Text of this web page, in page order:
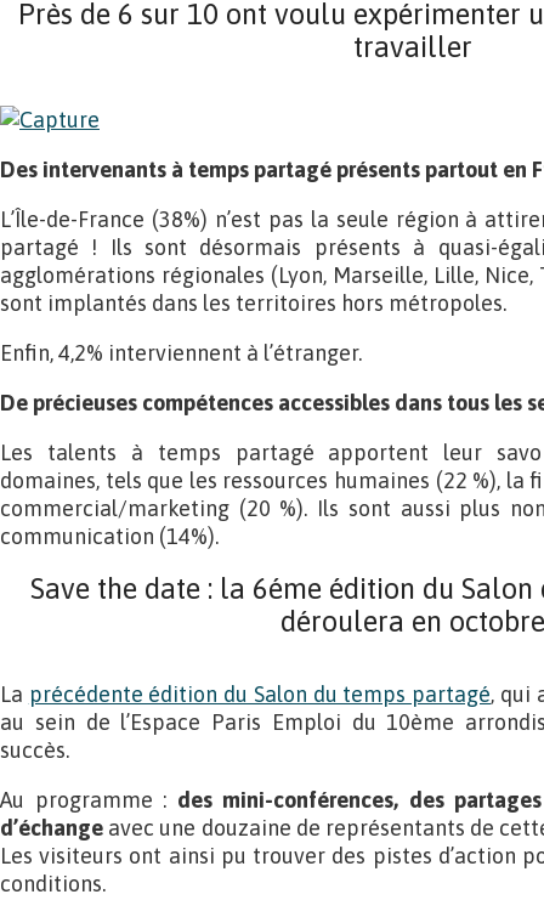
Près de 6 sur 10 ont voulu expérimenter
travailler
Des intervenants à temps partagé présents partout en
L’Île-de-France (38%) n’est pas la seule région à
partagé ! Ils sont désormais présents à quasi-
agglomérations régionales (Lyon, Marseille, Lille, Nice,
sont implantés dans les territoires hors métropoles.
Enfin, 4,2% interviennent à l’étranger.
De précieuses compétences accessibles dans tous les
Les talents à temps partagé apportent leur
domaines, tels que les ressources humaines (22 %), la
commercial/marketing (20 %). Ils sont aussi plus
communication (14%).
Save the date : la 6éme édition du
déroulera en octobre
La précédente édition du Salon du temps partagé, qui
au sein de l’Espace Paris Emploi du 10ème
succès.
Au programme : des mini-conférences, des
d’échange avec une douzaine de représentants de
Les visiteurs ont ainsi pu trouver des pistes d’action
conditions.